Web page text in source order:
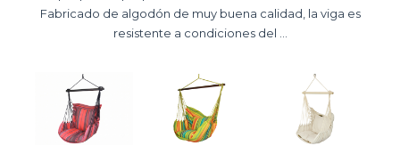
Fabricado de algodón de muy buena calidad, la viga es
resistente a condiciones del ...